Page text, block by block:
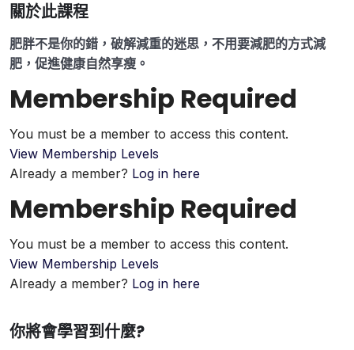
關於此課程
肥胖不是你的錯，破解減重的迷思，不用要減肥的方式減
肥，促進健康自然享瘦。
Membership Required
You must be a member to access this content.
View Membership Levels
Already a member? Log in here
Membership Required
You must be a member to access this content.
View Membership Levels
Already a member? Log in here
你將會學習到什麼?